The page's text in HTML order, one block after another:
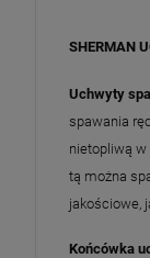
SHERMAN
Uchwyty
spawania
nietopliwą w
tą można
jakościowe,
Końcówka